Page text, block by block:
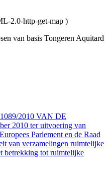
2.0-http-get-map )
van basis Tongeren Aquitard
2010 VAN DE
2010 ter uitvoering van
Parlement en de Raad
van verzamelingen ruimtelijke
betrekking tot ruimtelijke